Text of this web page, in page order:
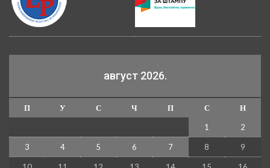
август 2026.
П У С Ч П С
Н
1
2
3 4 5 6 7 8 9